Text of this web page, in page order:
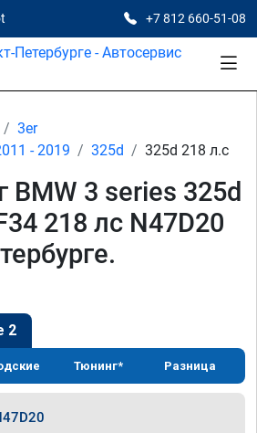
+7 812 660-51-08
3er
- 2019
325d 325d 218 л.с
3 series 325d
218 лс N47D20
2
Тюнинг* Разница